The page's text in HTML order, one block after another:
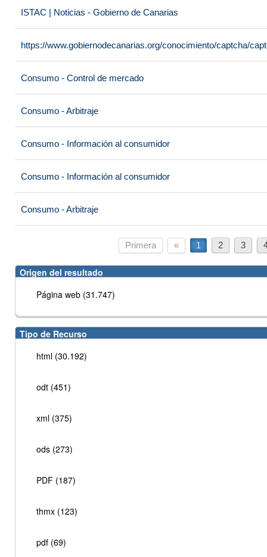
ISTAC | Noticias - Gobierno de Canarias
https://www.gobiernodecanarias.org/conocimiento/captcha/
Consumo - Control de mercado
Consumo - Arbitraje
Consumo - Información al consumidor
Consumo - Información al consumidor
Consumo - Arbitraje
Primera « 1 2 3
Origen del resultado
Página web (31.747)
Tipo de Recurso
html (30.192)
odt (451)
xml (375)
ods (273)
PDF (187)
thmx (123)
pdf (69)